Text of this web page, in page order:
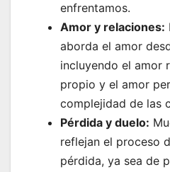
enfrentamos.
Amor y relaciones:
aborda el amor
incluyendo el amor
propio y el amor
complejidad de las
Pérdida y duelo:
reflejan el proceso
pérdida, ya sea de